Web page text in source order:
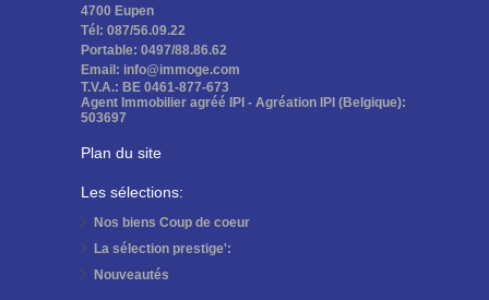
4700 Eupen
Tél: 087/56.09.22
Portable: 0497/88.86.62
Email: info@immoge.com
T.V.A.: BE 0461-877-673
Agent Immobilier agréé IPI - Agréation IPI (Belgique):
503697
Plan du site
Les sélections:
Nos biens Coup de coeur
La sélection prestige':
Nouveautés